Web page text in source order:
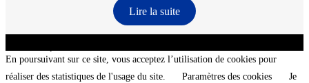
Lire la suite
En poursuivant sur ce site, vous acceptez l’utilisation de cookies pour
réaliser des statistiques de l'usage du site.
Paramètres des cookies
Je